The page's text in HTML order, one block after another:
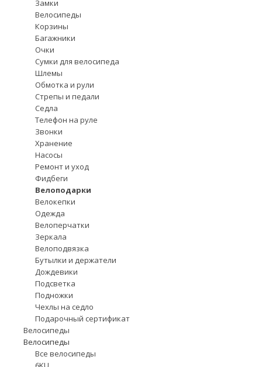
Замки
Велосипеды
Корзины
Багажники
Очки
Сумки для велосипеда
Шлемы
Обмотка и рули
Стрепы и педали
Седла
Телефон на руле
Звонки
Хранение
Насосы
Ремонт и уход
Фидбеги
Велоподарки
Велокепки
Одежда
Велоперчатки
Зеркала
Велоподвязка
Бутылки и держатели
Дождевики
Подсветка
Подножки
Чехлы на седло
Подарочный сертификат
Велосипеды
Велосипеды
Все велосипеды